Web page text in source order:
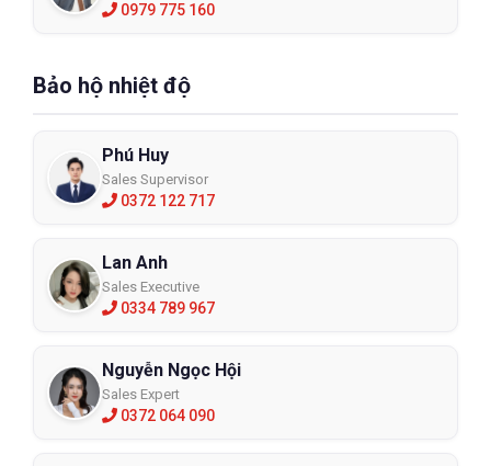
0979 775 160
Bảo hộ nhiệt độ
Phú Huy
Sales Supervisor
0372 122 717
Lan Anh
Sales Executive
0334 789 967
Nguyễn Ngọc Hội
Sales Expert
0372 064 090